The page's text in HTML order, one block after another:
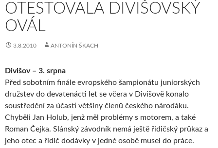
OTESTOVALA DIVIŠOVSKÝ
OVÁL
3.8.2010 ANTONÍN ŠKACH
Divišov – 3. srpna
Před sobotním finále evropského šampionátu juniorských
družstev do devatenácti let se včera v Divišově konalo
soustředění za účasti většiny členů českého nároďáku.
Chyběli Jan Holub, jenž měl problémy s motorem, a také
Roman Čejka. Slánský závodník nemá ještě řidičský průkaz a
jeho otec a řidič dodávky v jedné osobě musel do práce.